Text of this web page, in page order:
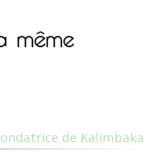
même
de Kalimbaka